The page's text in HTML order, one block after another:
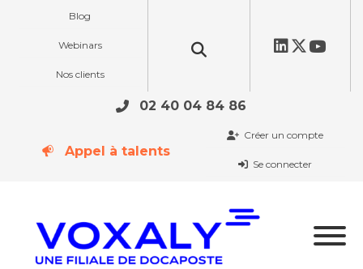
Blog
Webinars
Nos clients
02 40 04 84 86
Appel à talents
Créer un compte
Se connecter